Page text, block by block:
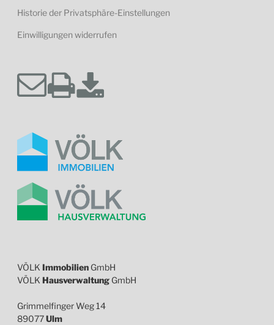
Historie der Privatsphäre-Einstellungen
Einwilligungen widerrufen
VÖLK Immobilien GmbH
VÖLK Hausverwaltung GmbH
Grimmelfinger Weg 14
89077Ulm